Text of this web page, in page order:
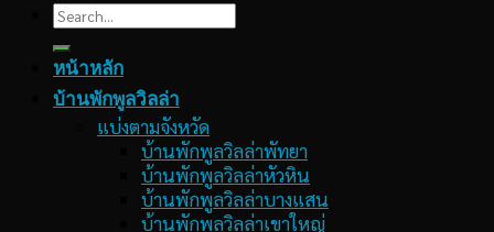
Search
หน้าหลัก
บ้านพักพูลวิลล่า
แบ่งตามจังหวัด
บ้านพักพูลวิลล่าพัทยา
บ้านพักพูลวิลล่าหัวหิน
บ้านพักพูลวิลล่าบางแสน
บ้านพักพูลวิลล่าเขาใหญ่